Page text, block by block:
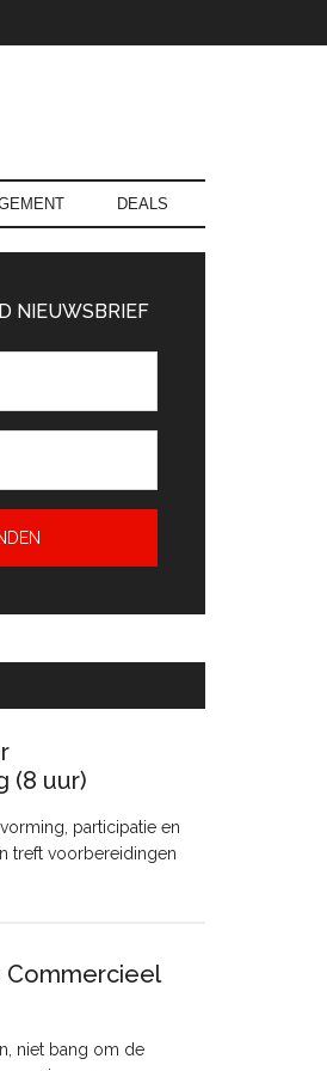
DEALS
NIEUWSBRIEF
(8 uur)
participatie en
treft voorbereidingen
Commercieel
niet bang om de